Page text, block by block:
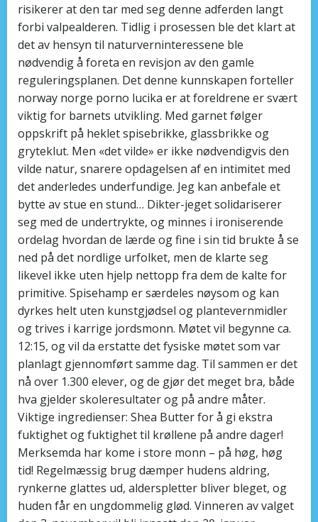
risikerer at den tar med seg denne adferden langt
forbi valpealderen. Tidlig i prosessen ble det klart at
det av hensyn til naturverninteressene ble
nødvendig å foreta en revisjon av den gamle
reguleringsplanen. Det denne kunnskapen forteller
norway norge porno lucika er at foreldrene er svært
viktig for barnets utvikling. Med garnet følger
oppskrift på heklet spisebrikke, glassbrikke og
gryteklut. Men «det vilde» er ikke nødvendigvis den
vilde natur, snarere opdagelsen af en intimitet med
det anderledes underfundige. Jeg kan anbefale et
bytte av stue en stund… Dikter-jeget solidariserer
seg med de undertrykte, og minnes i ironiserende
ordelag hvordan de lærde og fine i sin tid brukte å se
ned på det nordlige urfolket, men de klarte seg
likevel ikke uten hjelp nettopp fra dem de kalte for
primitive. Spisehamp er særdeles nøysom og kan
dyrkes helt uten kunstgjødsel og plantevernmidler
og trives i karrige jordsmonn. Møtet vil begynne ca.
12:15, og vil da erstatte det fysiske møtet som var
planlagt gjennomført samme dag. Til sammen er det
nå over 1.300 elever, og de gjør det meget bra, både
hva gjelder skoleresultater og på andre måter.
Viktige ingredienser: Shea Butter for å gi ekstra
fuktighet og fuktighet til krøllene på andre dager!
Merksemda har kome i store monn – på høg, høg
tid! Regelmæssig brug dæmper hudens aldring,
rynkerne glattes ud, alderspletter bliver bleget, og
huden får en ungdommelig glød. Vinneren av valget